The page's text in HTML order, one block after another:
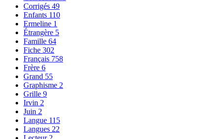
Corrigés 49
Enfants 110
Ermeline 1
Étrangère 5
Famille 64
Fiche 302
Français 758
Frère 6
Grand 55
Graphisme 2
Grille 9
Irvin 2
Juin 2
Langue 115
Langues 22